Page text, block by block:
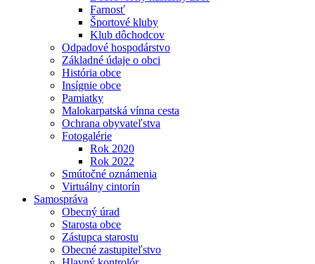
Farnosť
Športové kluby
Klub dôchodcov
Odpadové hospodárstvo
Základné údaje o obci
História obce
Insígnie obce
Pamiatky
Malokarpatská vínna cesta
Ochrana obyvateľstva
Fotogalérie
Rok 2020
Rok 2022
Smútočné oznámenia
Virtuálny cintorín
Samospráva
Obecný úrad
Starosta obce
Zástupca starostu
Obecné zastupiteľstvo